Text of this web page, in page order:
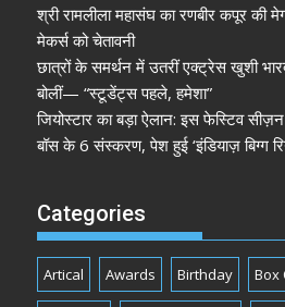
श्री रामलीला महासंघ का रणबीर कपूर की
मेकर्स को चेतावनी
छात्रों के समर्थन में उतरीं एक्ट्रेस खुशी
बोलीं— “स्टूडेंट्स पहले, हमेशा”
जियोस्टार का बड़ा ऐलान: इस फेस्टिव
बॉस के 6 संस्करण, पेश हुई ‘इंडियाज़ बिग्ग
Categories
Artical Awards Birthday Box